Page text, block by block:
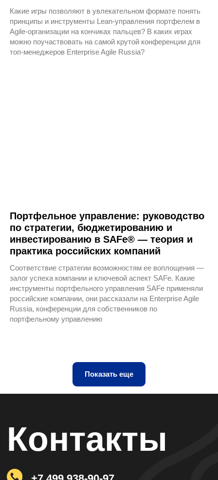
Какие игры позволяют в увлекательном формате понять
принципы и инструменты Lean-управления портфелем в
Agile-организации на кончиках пальцев? В каких играх
можно поучаствовать на самой крутой конференции для
топ-менеджеров Enterprise Agile Russia?
Портфельное управление: руководство
по стратегии, бюджетированию и
инвестированию в SAFe® — теория и
практика российских компаний
Соответствие стратегии возможностям ее воплощения —
залог успеха компании и ключевой аспект SAFe. Какие
инструменты портфельного управления SAFe применяли
российские компании, они рассказали на Enterprise Agile
Russia, конференции для собственников по
портфельному управлению
Показать еще